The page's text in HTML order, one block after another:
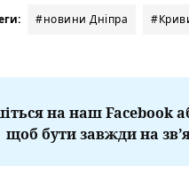
#новини Дніпра
на наш Facebook
щоб бути завжди на